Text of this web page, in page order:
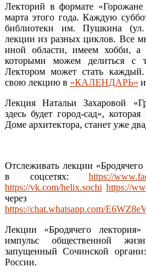
Лекторий в формате
марта этого года. Каждую
библиотеки им. Пушкина
лекции из разных циклов. Все
иной области, имеем хобби, а
которыми можем делиться с
Лектором может стать каждый.
свою лекцию в «КАЛЕНДАРЬ»
Лекция Натальи Захаровой
здесь будет город-сад»,
Доме архитектора, станет уже
Отслеживать лекции
в соцсетях: https://
https://vk.com/helix.sochi https://
через
https://chat.whatsapp.com/
Лекции «Бродячего
импульс общественной
запущенный Сочинской
России.